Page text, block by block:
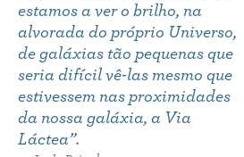
estamos a ver o brilho, na
alvorada do próprio Universo,
de galáxias tão pequenas que
seria difícil vê-las mesmo que
estivessem nas proximidades
da nossa galáxia, a Via
Láctea”.